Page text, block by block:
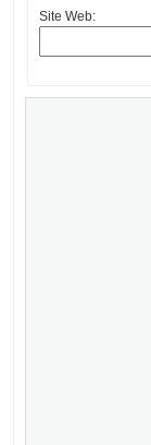
Site Web: